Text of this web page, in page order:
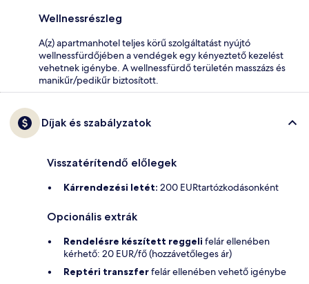
Wellnessrészleg
A(z) apartmanhotel teljes körű szolgáltatást nyújtó
wellnessfürdőjében a vendégek egy kényeztető kezelést
vehetnek igénybe. A wellnessfürdő területén masszázs és
manikűr/pedikűr biztosított.
Díjak és szabályzatok
Visszatérítendő előlegek
Kárrendezési letét: 200 EURtartózkodásonként
Opcionális extrák
Rendelésre készített reggeli felár ellenében
kérhető: 20 EUR/fő (hozzávetőleges ár)
Reptéri transzferfelár ellenében vehető igénybe